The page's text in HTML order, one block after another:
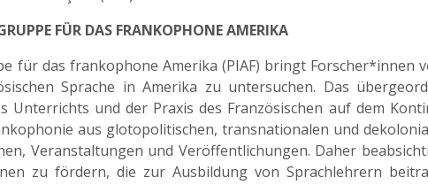
FÜR DAS FRANKOPHONE AMERIKA
für das frankophone Amerika (PIAF) bringt Forscher*innen
Sprache in Amerika zu untersuchen. Das
Unterrichts und der Praxis des Französischen auf dem
aus glotopolitischen, transnationalen und
Veranstaltungen und Veröffentlichungen. Daher
zu fördern, die zur Ausbildung von Sprachlehrern